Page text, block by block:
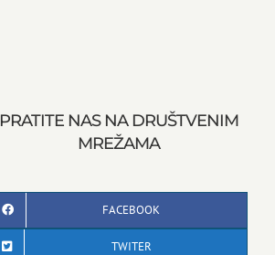
PRATITE NAS NA DRUŠTVENIM
MREŽAMA
FACEBOOK
TWITER